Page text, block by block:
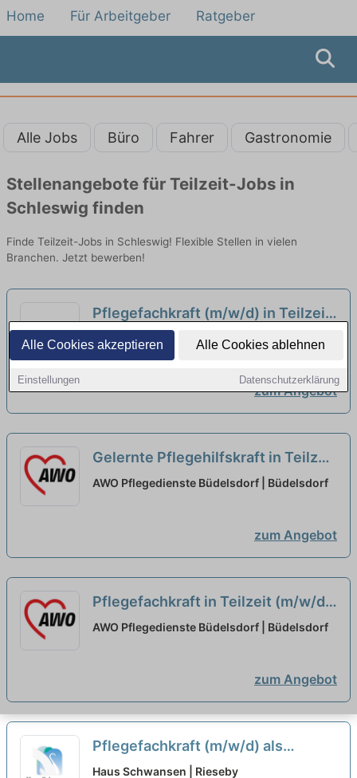
Alle Cookies akzeptieren Alle Cookies ablehnen
Einstellungen Datenschutzerklärung
Home Für Arbeitgeber Ratgeber
Alle Jobs Büro Fahrer Gastronomie
Stellenangebote für Teilzeit-Jobs in
Schleswig finden
Finde Teilzeit-Jobs in Schleswig! Flexible Stellen in vielen
Branchen. Jetzt bewerben!
Pflegefachkraft (m/w/d) in Teilzeit
- Wir freuen uns auf Sie!
Alten- und Pflegeheim Ahlefeldshof | Jübek
zum Angebot
Gelernte Pflegehilfskraft in Teilzeit
(m/w/d) - Zur Verstärkung unseres
AWO Pflegedienste Büdelsdorf | Büdelsdorf
zum Angebot
Pflegefachkraft in Teilzeit (m/w/d)
- Zur Verstärkung unseres Teams
AWO Pflegedienste Büdelsdorf | Büdelsdorf
zum Angebot
Pflegefachkraft (m/w/d) als
Dauernachtwache in Teilzeit (30h)
Haus Schwansen | Rieseby